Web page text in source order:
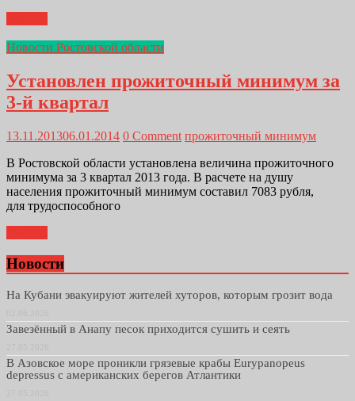
Новости Ростовской области
Установлен прожиточный минимум за
3-й квартал
13.11.201306.01.2014 0 Comment прожиточный минимум
В Ростовской области установлена величина прожиточного
минимума за 3 квартал 2013 года. В расчете на душу
населения прожиточный минимум составил 7083 рубля,
для трудоспособного
Новости
На Кубани эвакуируют жителей хуторов, которым грозит вода
Завезённый в Анапу песок приходится сушить и сеять
В Азовское море проникли грязевые крабы Eurypanopeus
depressus с американских берегов Атлантики